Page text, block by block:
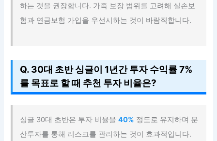
하는 것을 권장합니다. 가족 보장 범위를 고려해 실손보
험과 연금보험 가입을 우선시하는 것이 바람직합니다.
Q. 30대 초반 싱글이 1년간 투자 수익률 7%
를 목표로 할 때 추천 투자 비율은?
싱글 30대 초반은 투자 비율을40% 정도로 유지하며 분
산투자를 통해 리스크를 관리하는 것이 효과적입니다.